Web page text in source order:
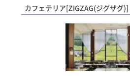
カフェテリア[ZIGZAG(ジグザグ)]